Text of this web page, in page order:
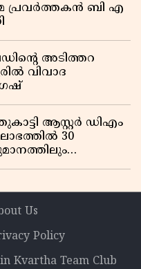
പ്രവർത്തകൻ ബി എ
അടിത്തറ
വിവാദ
ആസ്റ്റർ ഡിഎം
30
Us
Policy
Kvartha Team Club